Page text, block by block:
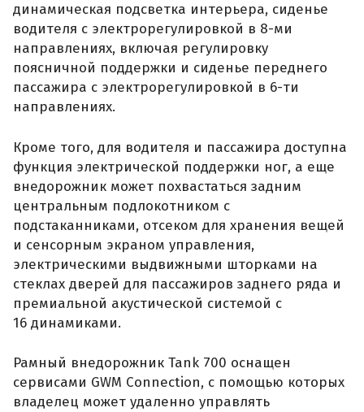
динамическая подсветка интерьера, сиденье
водителя с электрорегулировкой в 8-ми
направлениях, включая регулировку
поясничной поддержки и сиденье переднего
пассажира с электрорегулировкой в 6-ти
направлениях.
Кроме того, для водителя и пассажира доступна
функция электрической поддержки ног, а еще
внедорожник может похвастаться задним
центральным подлокотником с
подстаканниками, отсеком для хранения вещей
и сенсорным экраном управления,
электрическими выдвижными шторками на
стеклах дверей для пассажиров заднего ряда и
премиальной акустической системой с
16 динамиками.
Рамный внедорожник Tank 700 оснащен
сервисами GWM Connection, с помощью которых
владелец может удаленно управлять